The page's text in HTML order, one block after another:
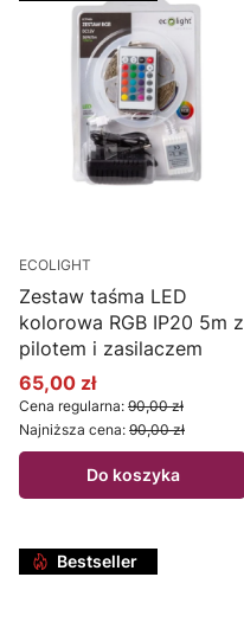
ECOLIGHT
Zestaw taśma LED
kolorowa RGB IP20 5m z
pilotem i zasilaczem
Cena promocyjna
65,00 zł
Cena regularna: 90,00 zł
Najniższa cena: 90,00 zł
Do koszyka
Bestseller